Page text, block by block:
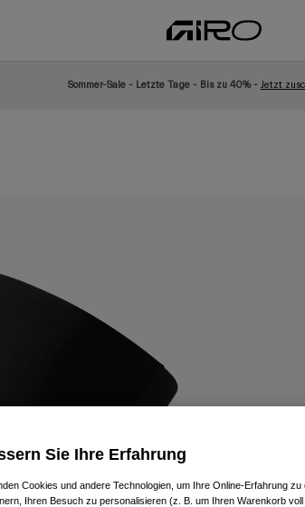
Sommer-Sale - Letzte Tage - Bis zu 40% - Jetzt
Sie Ihre Erfahrung
Cookies und andere Technologien, um Ihre Online-Erfahrung
Ihren Besuch zu personalisieren (z. B. um Ihren Warenkorb